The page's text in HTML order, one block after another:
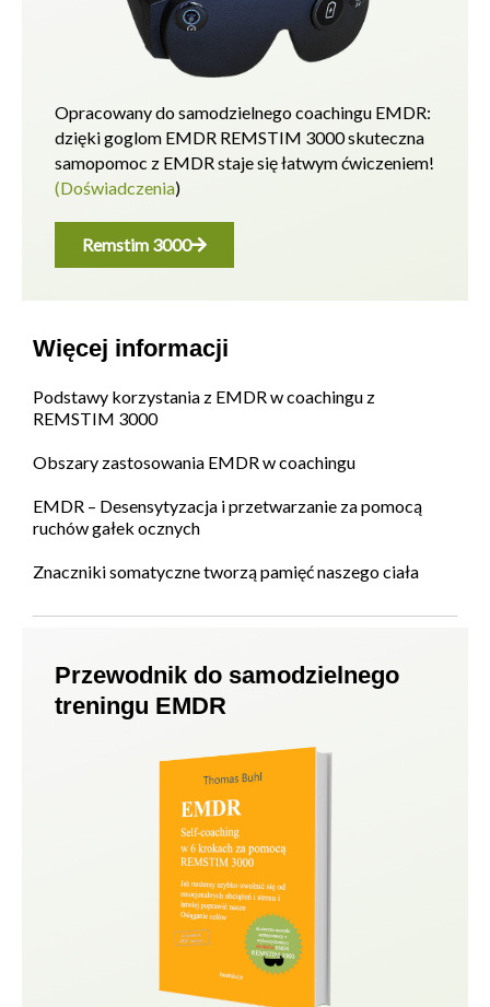
Opracowany do samodzielnego coachingu EMDR:
dzięki goglom EMDR REMSTIM 3000 skuteczna
samopomoc z EMDR staje się łatwym ćwiczeniem!
(Doświadczenia)
Remstim 3000
Więcej informacji
Podstawy korzystania z EMDR w coachingu z
REMSTIM 3000
Obszary zastosowania EMDR w coachingu
EMDR – Desensytyzacja i przetwarzanie za pomocą
ruchów gałek ocznych
Znaczniki somatyczne tworzą pamięć naszego ciała
Przewodnik do samodzielnego
treningu EMDR